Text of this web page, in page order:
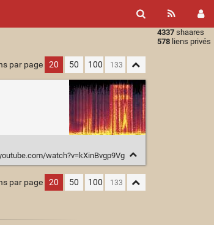
4337 shaares
578 liens privés
par page 20 50 100
watch?v=kXinBvgp9Vg
par page 20 50 100